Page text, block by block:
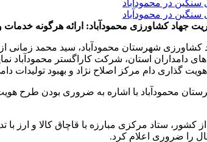
جهاد کشاورزی محمودآباد: ارائه هرگونه
شهرستان محمودآباد، سید محمد زمانی
دامداران استان، شرکت کاراگستر
گذاری دام مرکز اصلاح نژاد و بهبود تولیدات
محمودآباد با اشاره به ضروری بودن طرح هویت
از کشور، ستاد مرکزی مبارزه با قاچاق کالا و
را ضروری اعلام کرد.